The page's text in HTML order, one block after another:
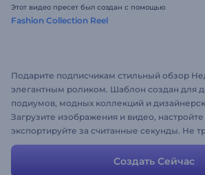
Этот видео пресет был создан с помощью
Fashion Collection Reel
Подарите подписчикам стильный обзор
элегантным роликом. Шаблон создан для
подиумов, модных коллекций и
Загрузите изображения и видео, настройте
экспортируйте за считанные секунды. Не
дизайна — попробуйте прямо сейчас!
Создать Сейчас